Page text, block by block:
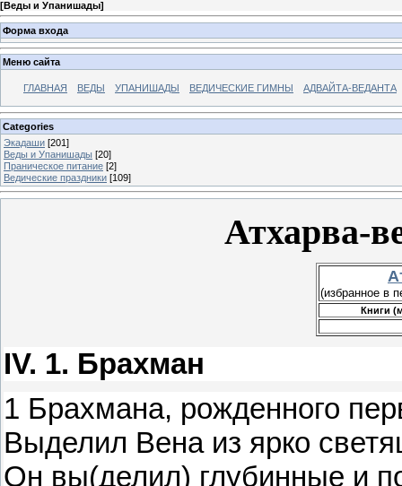
[Веды и Упанишады]
Форма входа
Меню сайта
ГЛАВНАЯ ВЕДЫ УПАНИШАДЫ ВЕДИЧЕСКИЕ ГИМНЫ АДВАЙТА-ВЕДАНТА
Categories
Экадаши [201]
Веды и Упанишады [20]
Праническое питание [2]
Ведические праздники [109]
Атхарва-
(избранное в
Книги
IV. 1. Брахман
1 Брахмана, рожденного
Выделил Вена из ярко
Он вы(делил) глубинные и